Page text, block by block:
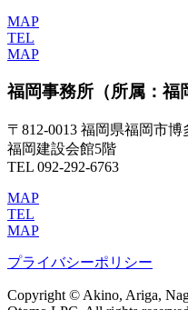
MAP
TEL
MAP
福岡事務所 （所属：福
〒812-0013 福岡県福岡市
福岡建設会館5階
TEL 092-292-6763
MAP
TEL
MAP
プライバシーポリシー
Copyright © Akino, Ariga,